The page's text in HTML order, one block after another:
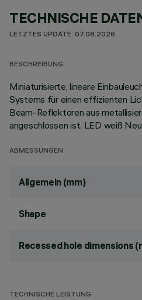
TECHNISCHE
LETZTES UPDATE: 07.08.2026
BESCHREIBUNG
Miniaturisierte, lineare
Systems für einen effizienten
Beam-Reflektoren aus
angeschlossen ist. LED weiß
ABMESSUNGEN
Allgemein (mm)
Shape
Recessed hole dimensions
TECHNISCHE LEISTUNG